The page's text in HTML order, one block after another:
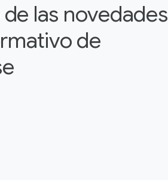
las novedades
de